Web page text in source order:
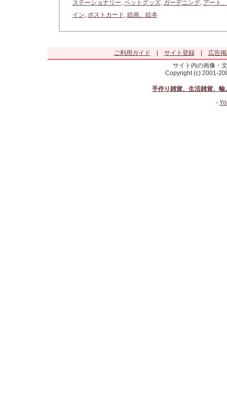
ステーショナリー, ペットグッズ, ガーデニング, アート
イン, ポストカード, 絵画、絵本
ご利用ガイド サイト登録|
広告
サイト内の画像・
Copyright (c) 2001-
手作り雑貨、生活雑貨、
-